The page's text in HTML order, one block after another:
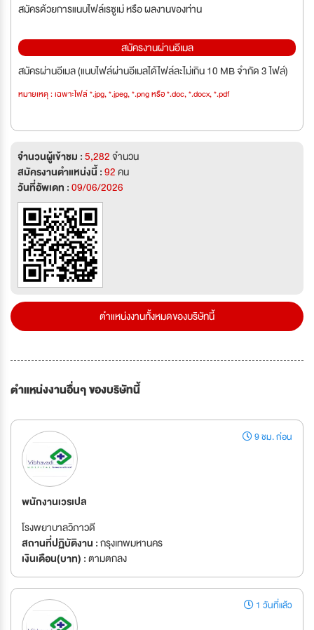
สมัครด้วยการแนบไฟล์เรซูเม่ หรือ ผลงานของท่าน
สมัครงานผ่านอีเมล
สมัครผ่านอีเมล (แนบไฟล์ผ่านอีเมลได้ไฟล์ละไม่เกิน 10 MB จำกัด 3 ไฟล์)
หมายเหตุ : เฉพาะไฟล์ *.jpg, *.jpeg, *.png หรือ *.doc, *.docx, *.pdf
จำนวนผู้เข้าชม :5,282จำนวน
สมัครงานตำแหน่งนี้ :92คน
วันที่อัพเดท :09/06/2026
ตำแหน่งงานทั้งหมดของบริษัทนี้
ตำแหน่งงานอื่นๆ ของบริษัทนี้
9 ชม. ก่อน
พนักงานเวรเปล
โรงพยาบาลวิภาวดี
สถานที่ปฏิบัติงาน :กรุงเทพมหานคร
เงินเดือน(บาท) :ตามตกลง
1 วันที่แล้ว